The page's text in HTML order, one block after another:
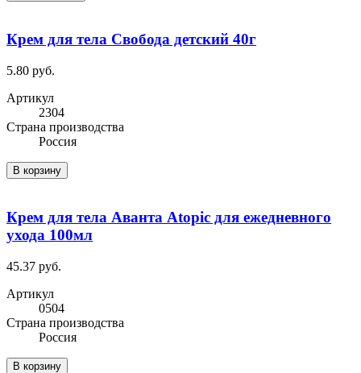
Крем для тела Свобода детский 40г
5.80 руб.
Артикул
2304
Cтрана производства
Россия
В корзину
Крем для тела Аванта Atopic для ежедневного
ухода 100мл
45.37 руб.
Артикул
0504
Cтрана производства
Россия
В корзину